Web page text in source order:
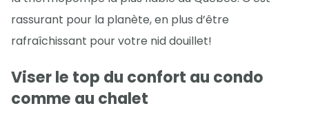
rassurant pour la planète, en plus d’être
rafraîchissant pour votre nid douillet!
Viser le top du confort au condo
comme au chalet